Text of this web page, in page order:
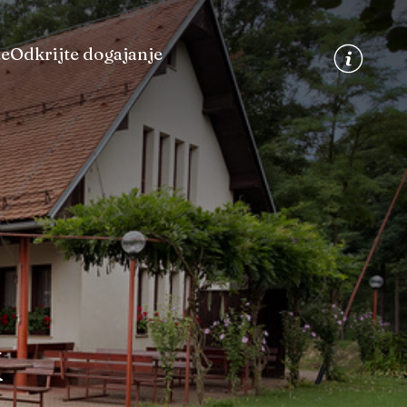
Odkrijte dogajanje